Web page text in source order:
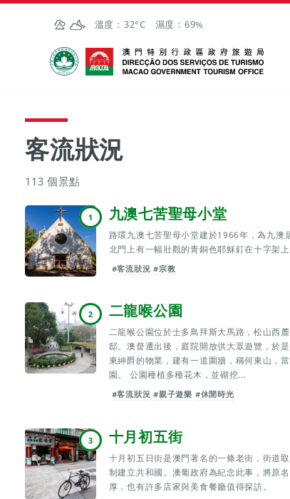
跳至主内容
溫度： 32°C 濕度： 69%
澳門特別行政區政府旅遊局
客流狀況
113 個景點
1 九澳七苦聖母小堂
路環九澳七苦聖母小堂建於1966年，為九澳
北門上有一幅壯觀的青銅色耶穌釘在十字架
#客流狀況 #宗教
2 二龍喉公園
二龍喉公園位於士多鳥拜斯大馬路，松山西
邸。澳督遷出後，庭院開放供大眾遊覽，於
東紳爵的物業，建有一道圍牆，稱何東山，
園。 公園種植多種花木，並砌挖...
#客流狀況 #親子遊樂 #休閒時光
3 十月初五街
十月初五日街是澳門著名的一條老街，街道
制建立共和國。澳葡政府為紀念此事，將原
厚，也有許多店家與美食餐廳值得探訪。